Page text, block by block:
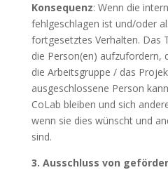
Konsequenz: Wenn die
fehlgeschlagen ist und/oder
fortgesetztes Verhalten. Das
die Person(en) aufzufordern,
die Arbeitsgruppe / das
ausgeschlossene Person
CoLab bleiben und sich
wenn sie dies wünscht und
sind.
3. Ausschluss von